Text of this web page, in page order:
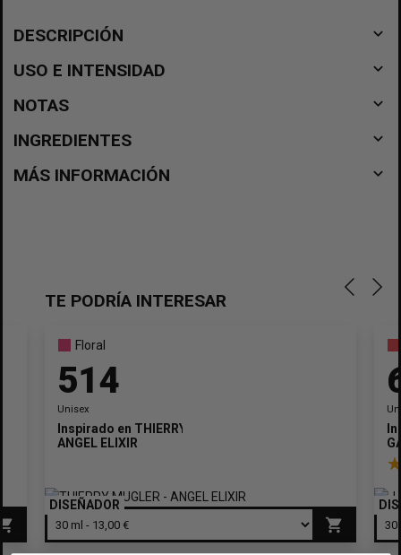
Crear lista de deseos ×
DESCRIPCIÓN navigate_before
USO E INTENSIDAD navigate_before
NOTAS navigate_before
INGREDIENTES navigate_before
MÁS INFORMACIÓN navigate_before
TE PODRÍA INTERESAR
Floral
514
Unisex
Inspirado en THIERRY MUGLER
ANGEL ELIXIR
DISEÑADOR
shopping_cart